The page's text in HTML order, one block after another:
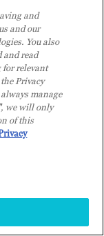
and
and our
You also
and read
for relevant
Privacy
manage
, we will only
of this